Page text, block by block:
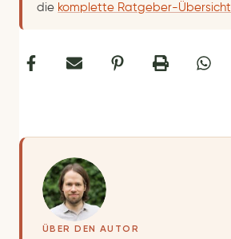
die komplette Ratgeber-Übersicht
ÜBER DEN AUTOR